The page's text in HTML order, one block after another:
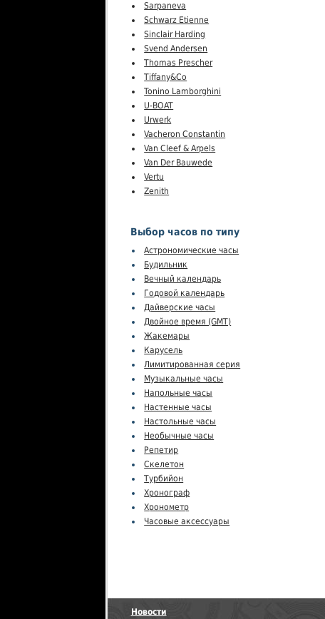
Sarpaneva
Schwarz Etienne
Sinclair Harding
Svend Andersen
Thomas Prescher
Tiffany&Co
Tonino Lamborghini
U-BOAT
Urwerk
Vacheron Constantin
Van Cleef & Arpels
Van Der Bauwede
Vertu
Zenith
Выбор часов по типу
Астрономические часы
Будильник
Вечный календарь
Годовой календарь
Дайверские часы
Двойное время (GMT)
Жакемары
Карусель
Лимитированная серия
Музыкальные часы
Напольные часы
Настенные часы
Настольные часы
Необычные часы
Репетир
Скелетон
Турбийон
Хронограф
Хронометр
Часовые аксессуары
Новости